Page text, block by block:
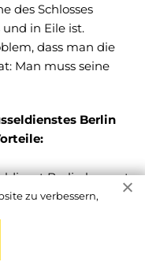
des Schlosses
in Eile ist.
dass man die
Man muss seine
Berlin
Berlin kommt
öffnen. Selbst das
kein Problem, so
einem Privathaus,
zu verbessern,